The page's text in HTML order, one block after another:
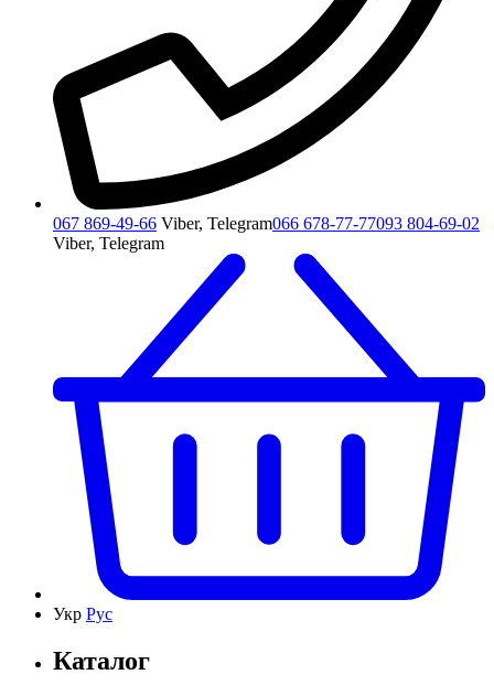
067 869-49-66 Viber, Telegram066 678-77-77093 804-69-02
Viber, Telegram
Укр Рус
Каталог